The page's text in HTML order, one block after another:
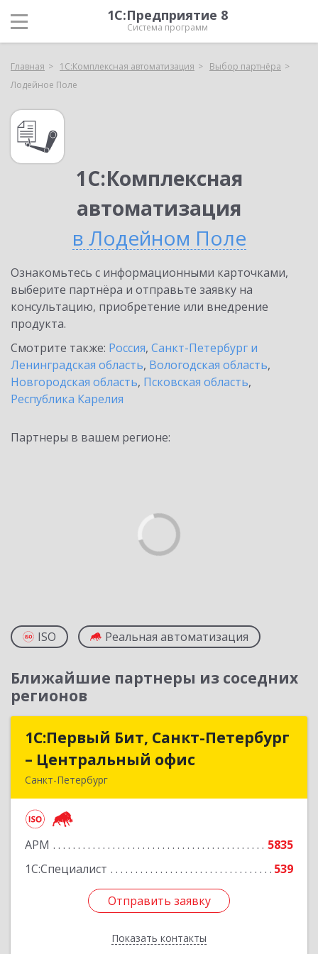
1С:Предприятие 8
Система программ
Главная 1С:Комплексная автоматизация
Выбор партнёра
Лодейное Поле
1С:Комплексная
автоматизация
в Лодейном Поле
Ознакомьтесь с информационными карточками,
выберите партнёра и отправьте заявку на
консультацию, приобретение или внедрение
продукта.
Смотрите также: Россия, Санкт-Петербург и
Ленинградская область, Вологодская область,
Новгородская область, Псковская область,
Республика Карелия
Партнеры в вашем регионе:
ISO Реальная автоматизация
Ближайшие партнеры из соседних
регионов
1С:Первый Бит, Санкт-Петербург
– Центральный офис
Санкт-Петербург
АРМ
5835
1С:Специалист
539
Отправить заявку
Показать контакты
1С:Первый Бит, Санкт-Петербург
– Центральный офис
Отправить заявку
Назад